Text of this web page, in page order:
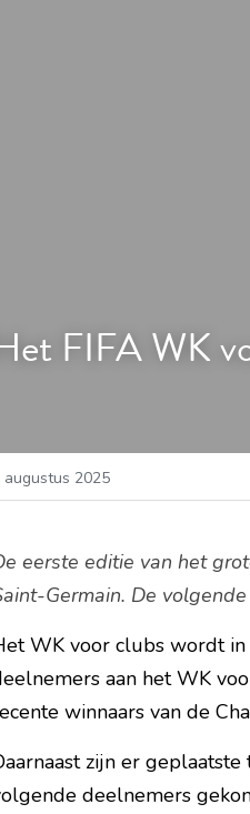
FIFA WK
augustus 2025
eerste editie van het
Germain. De
WK voor clubs wordt
aan het WK
winnaars van de
zijn er
deelnemers